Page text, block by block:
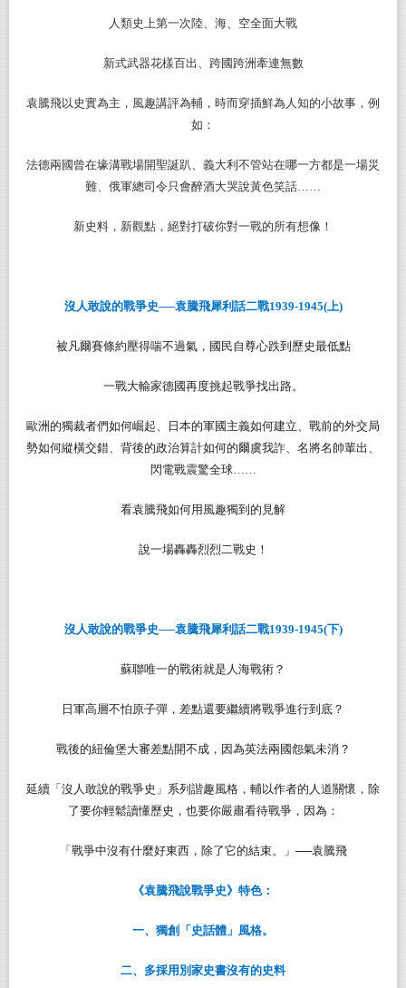
人類史上第一次陸、海、空全面大戰
新式武器花樣百出、跨國跨洲牽連無數
袁騰飛以史實為主，風趣講評為輔，時而穿插鮮為人知的小故事，例
如：
法德兩國曾在壕溝戰場開聖誕趴、義大利不管站在哪一方都是一場災
難、俄軍總司令只會醉酒大哭說黃色笑話……
新史料，新觀點，絕對打破你對一戰的所有想像！
沒人敢說的戰爭史──袁騰飛犀利話二戰1939-1945(上)
被凡爾賽條約壓得喘不過氣，國民自尊心跌到歷史最低點
一戰大輸家德國再度挑起戰爭找出路。
歐洲的獨裁者們如何崛起、日本的軍國主義如何建立、戰前的外交局
勢如何縱橫交錯、背後的政治算計如何的爾虞我詐、名將名帥輩出、
閃電戰震驚全球……
看袁騰飛如何用風趣獨到的見解
說一場轟轟烈烈二戰史！
沒人敢說的戰爭史──袁騰飛犀利話二戰1939-1945(下)
蘇聯唯一的戰術就是人海戰術？
日軍高層不怕原子彈，差點還要繼續將戰爭進行到底？
戰後的紐倫堡大審差點開不成，因為英法兩國怨氣未消？
延續「沒人敢說的戰爭史」系列諧趣風格，輔以作者的人道關懷，除
了要你輕鬆讀懂歷史，也要你嚴肅看待戰爭，因為：
「戰爭中沒有什麼好東西，除了它的結束。」──袁騰飛
《袁騰飛說戰爭史》特色：
一、獨創「史話體」風格。
二、多採用別家史書沒有的史料